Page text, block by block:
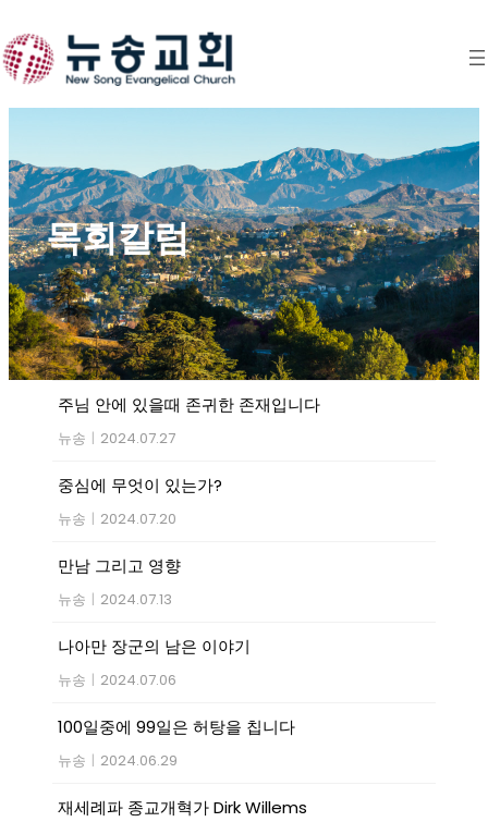
to
content
목회칼럼
주님 안에 있을때 존귀한 존재입니다
뉴송 | 2024.07.27
중심에 무엇이 있는가?
뉴송 | 2024.07.20
만남 그리고 영향
뉴송 | 2024.07.13
나아만 장군의 남은 이야기
뉴송 | 2024.07.06
100일중에 99일은 허탕을 칩니다
뉴송 | 2024.06.29
재세례파 종교개혁가 Dirk Willems